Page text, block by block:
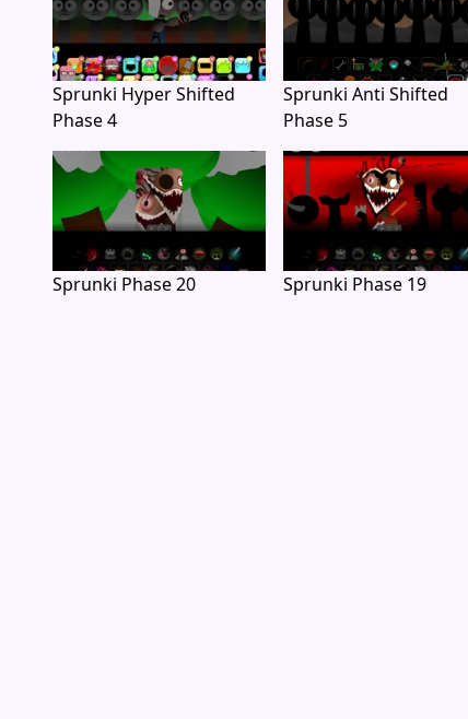
Sprunki Hyper Shifted
Phase 4
Sprunki Anti Shifted
Phase 5
Sprunki Phase 20 Sprunki Phase 19